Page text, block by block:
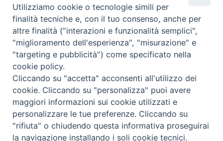
Scrivici
Copyright © 2019 - Tutti i diritti riservati - Vita
Trentina Editrice
Privacy Policy
Torna
Utilizziamo cookie o tecnologie simili per
finalità tecniche e, con il tuo consenso, anche per
altre finalità ("interazioni e funzionalità semplici",
"miglioramento dell'esperienza", "misurazione" e
"targeting e pubblicità") come specificato nella
cookie policy.
Cliccando su "accetta" acconsenti all'utilizzo dei
cookie. Cliccando su "personalizza" puoi avere
maggiori informazioni sui cookie utilizzati e
personalizzare le tue preferenze. Cliccando su
"rifiuta" o chiudendo questa informativa proseguirai
la navigazione installando i soli cookie tecnici.